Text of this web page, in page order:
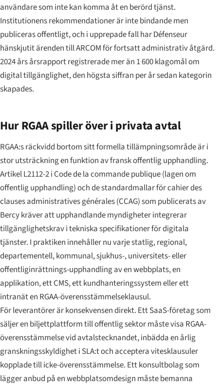
användare som inte kan komma åt en berörd tjänst.
Institutionens rekommendationer är inte bindande men
publiceras offentligt, och i upprepade fall har Défenseur
hänskjutit ärenden till ARCOM för fortsatt administrativ åtgärd.
2024 års årsrapport registrerade mer än 1 600 klagomål om
digital tillgänglighet, den högsta siffran per år sedan kategorin
skapades.
Hur RGAA spiller över i privata avtal
RGAA:s räckvidd bortom sitt formella tillämpningsområde är i
stor utsträckning en funktion av fransk offentlig upphandling.
Artikel L2112-2 i Code de la commande publique(lagen om
offentlig upphandling) och de standardmallar förcahier des
clauses administratives générales(CCAG) som publicerats av
Bercy kräver att upphandlande myndigheter integrerar
tillgänglighetskrav i tekniska specifikationer för digitala
tjänster. I praktiken innehåller nu varje statlig, regional,
departementell, kommunal, sjukhus-, universitets- eller
offentliginrättnings-upphandling av en webbplats, en
applikation, ett CMS, ett kundhanteringssystem eller ett
intranät en RGAA-överensstämmelseklausul.
För leverantörer är konsekvensen direkt. Ett SaaS-företag som
säljer en biljettplattform till offentlig sektor måste visa RGAA-
överensstämmelse vid avtalstecknandet, inbädda en årlig
granskningsskyldighet i SLA:t och acceptera vitesklausuler
kopplade till icke-överensstämmelse. Ett konsultbolag som
lägger anbud på en webbplatsomdesign måste bemanna